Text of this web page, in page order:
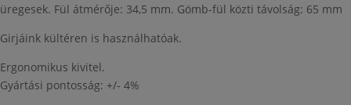
üregesek. Fül átmérője: 34,5 mm. Gömb-fül közti távolság: 65 mm
Girjáink kültéren is használhatóak.
Ergonomikus kivitel.
Gyártási pontosság: +/- 4%